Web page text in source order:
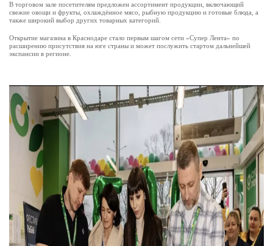
В торговом зале посетителям предложен ассортимент продукции, включающий
свежие овощи и фрукты, охлаждённое мясо, рыбную продукцию и готовые блюда, а
также широкий выбор других товарных категорий.
Открытие магазина в Краснодаре стало первым шагом сети «Супер Лента» по
расширению присутствия на юге страны и может послужить стартом дальнейшей
экспансии в регионе.